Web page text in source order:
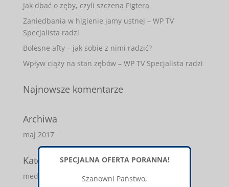
Jak dbać o zęby, czyli szczena Figtera
Zaniedbania w higienie jamy ustnej – WP TV
Specjalista radzi
Bolesne afty – jak sobie z nimi radzić?
Wpływ ciąży na stan zębów – WP TV Specjalista radzi
Najnowsze komentarze
Archiwa
maj 2017
Kategorie
media-o-nas
SPECJALNA OFERTA PORANNA!
Szanowni Państwo,